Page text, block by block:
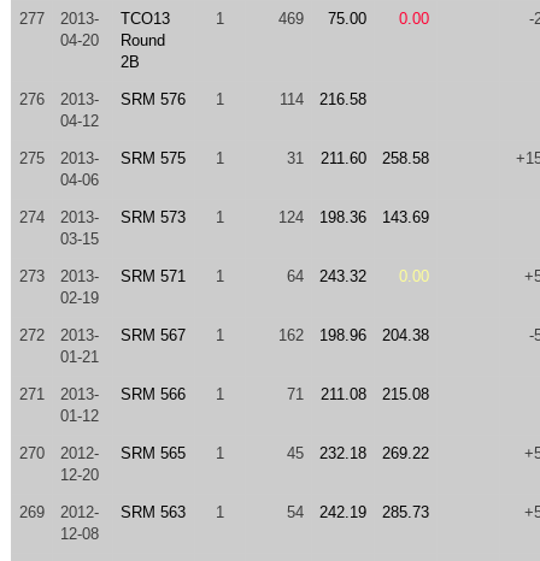
277
2013-
04-20
TCO13
Round
2B
1 469 75.00 0.00 -
276
2013-
04-12
SRM 576 1 114 216.58
275
2013-
04-06
SRM 575 1 31 211.60 258.58
274
2013-
03-15
SRM 573 1 124 198.36 143.69
273
2013-
02-19
SRM 571 1 64 243.32 0.00
272
2013-
01-21
SRM 567 1 162 198.96 204.38 -
271
2013-
01-12
SRM 566 1 71 211.08 215.08
270
2012-
12-20
SRM 565 1 45 232.18 269.22
269
2012-
12-08
SRM 563 1 54 242.19 285.73